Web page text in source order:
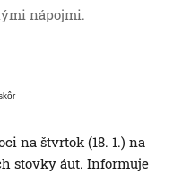
nápojmi.
na štvrtok (18. 1.) na
stovky áut. Informuje